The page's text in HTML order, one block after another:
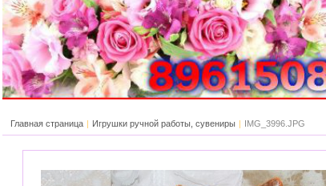
Главная страница | Игрушки ручной работы, сувениры | IMG_3996.JPG